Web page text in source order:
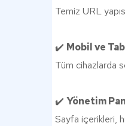
Temiz URL
✔️ Mobil ve
Tüm cihazlarda
✔️ Yönetim
Sayfa içerikleri,